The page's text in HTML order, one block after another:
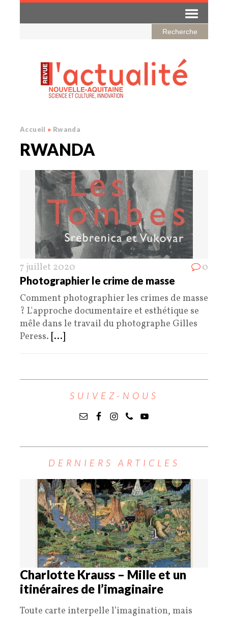
Accueil » Rwanda
RWANDA
7 juillet 2020 0
Photographier le crime de masse
Comment photographier les crimes de masse
? L'approche documentaire et esthétique se
mêle dans le travail du photographe Gilles
Peress. [...]
SUIVEZ-NOUS
DERNIERS ARTICLES
Charlotte Krauss – Mille et un
itinéraires de l’imaginaire
Toute carte interpelle l’imagination, mais